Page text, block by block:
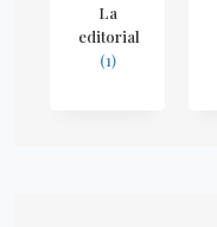
La
editorial
(1)